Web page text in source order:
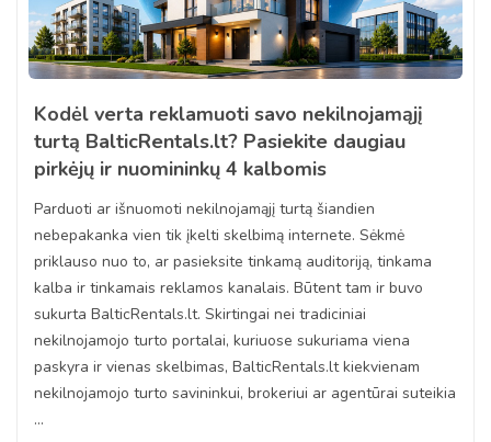
Kodėl verta reklamuoti savo nekilnojamąjį
turtą BalticRentals.lt? Pasiekite daugiau
pirkėjų ir nuomininkų 4 kalbomis
Parduoti ar išnuomoti nekilnojamąjį turtą šiandien
nebepakanka vien tik įkelti skelbimą internete. Sėkmė
priklauso nuo to, ar pasieksite tinkamą auditoriją, tinkama
kalba ir tinkamais reklamos kanalais. Būtent tam ir buvo
sukurta BalticRentals.lt. Skirtingai nei tradiciniai
nekilnojamojo turto portalai, kuriuose sukuriama viena
paskyra ir vienas skelbimas, BalticRentals.lt kiekvienam
nekilnojamojo turto savininkui, brokeriui ar agentūrai suteikia
...